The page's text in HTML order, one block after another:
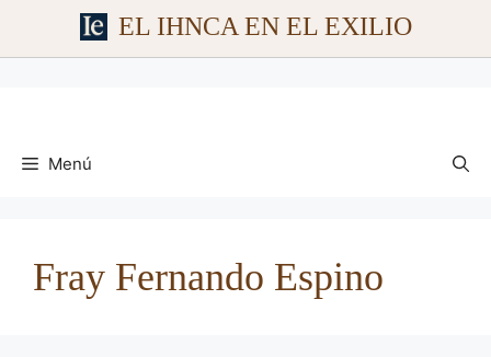
EL IHNCA EN EL EXILIO
contenido
Menú
Fray Fernando Espino